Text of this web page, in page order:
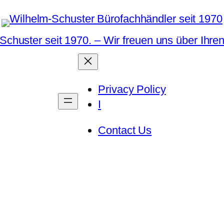
seit 1970. – Wir freuen uns über
Privacy Policy
I
Contact Us